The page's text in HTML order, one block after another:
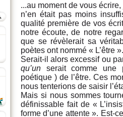
...au moment de vous
n’en était pas moins
qualité première de vos
notre écoute, de notre
que se révèlerait sa
poètes ont nommé « L’être ».
Serait-il alors excessif ou
qu’un serait comme une
poétique ) de l’être. Ces
nous tenterions de saisir
Mais si nous sommes
définissable fait de «
forme d’une attente ». Est-